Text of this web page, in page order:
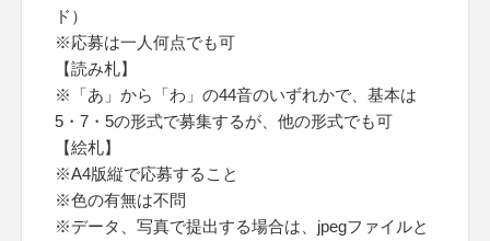
ド）
※応募は一人何点でも可
【読み札】
※「あ」から「わ」の44音のいずれかで、基本は
5・7・5の形式で募集するが、他の形式でも可
【絵札】
※A4版縦で応募すること
※色の有無は不問
※データ、写真で提出する場合は、jpegファイルと